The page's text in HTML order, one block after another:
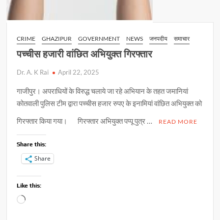
CRIME GHAZIPUR GOVERNMENT NEWS जनपदीय समाचार
पच्चीस हजारी वांछित अभियुक्त गिरफ्तार
Dr. A. K Rai April 22, 2025
गाजीपुर। अपराधियों के विरुद्ध चलाये जा रहे अभियान के तहत जमानियां
कोतवाली पुलिस टीम द्वारा पच्चीस हजार रुपए के इनामियां वांछित अभियुक्त को
गिरफ्तार किया गया। गिरफ्तार अभियुक्त पप्पू पुत्र …
READ MORE
Share this:
Share
Like this:
Loading…